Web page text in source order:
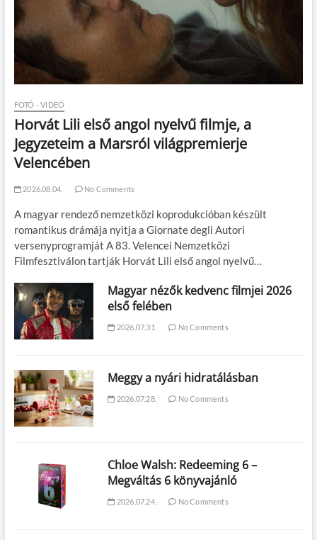
FOTÓ - VIDEÓ
Horvát Lili első angol nyelvű filmje, a
Jegyzeteim a Marsról világpremierje
Velencében
2026.08.04. No Comments
A magyar rendező nemzetközi koprodukcióban készült
romantikus drámája nyitja a Giornate degli Autori
versenyprogramját A 83. Velencei Nemzetközi
Filmfesztiválon tartják Horvát Lili első angol nyelvű…
Magyar nézők kedvenc filmjei 2026
első felében
2026.07.31. No Comments
Meggy a nyári hidratálásban
2026.07.28. No Comments
Chloe Walsh: Redeeming 6 –
Megváltás 6 könyvajánló
2026.07.24. No Comments